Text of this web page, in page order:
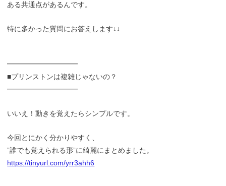
ある共通点があるんです。
特に多かった質問にお答えします↓↓
━━━━━━━━━━
■プリンストンは複雑じゃないの？
━━━━━━━━━━
いいえ！動きを覚えたらシンプルです。
今回とにかく分かりやすく、
”誰でも覚えられる形”に綺麗にまとめました。
https://tinyurl.com/yrr3ahh6